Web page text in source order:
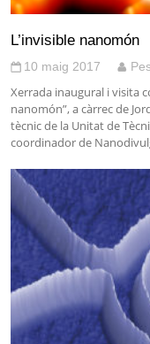
L’invisible nanomón
10 maig 2017
Xerrada inaugural i visita
nanomón”, a càrrec de
tècnic de la Unitat de
coordinador de